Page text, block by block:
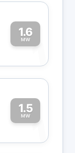
1.6
MW1
1.5
MW1